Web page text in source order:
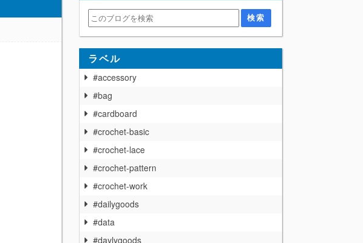
ラベル
#accessory
#bag
#cardboard
#crochet-basic
#crochet-lace
#crochet-pattern
#crochet-work
#dailygoods
#data
#daylygoods